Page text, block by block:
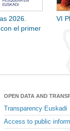
2026.
el primer
VI
OPEN DATA AND
Transparency Euskadi
Access to public